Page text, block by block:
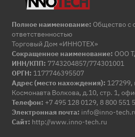
Полное наименование: Общество с
ответственностью
Торговый Дом «ИННОТЕХ»
Сокращенное наименование: ООО
ИНН/КПП: 7743204857/774301001
ОРГН: 1177746395507
Адрес (место нахождения): 127299,
Космонавта Волкова, д.10, стр. 1,
Телефон: +7 495 128 0129, 8 800 551
Электронная почта: info@inno-
Сайт: http://www.inno-tech.ru